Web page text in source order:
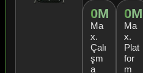
0M
Ma
x.
Çalı
şm
a
0M
Ma
x.
Plat
for
m